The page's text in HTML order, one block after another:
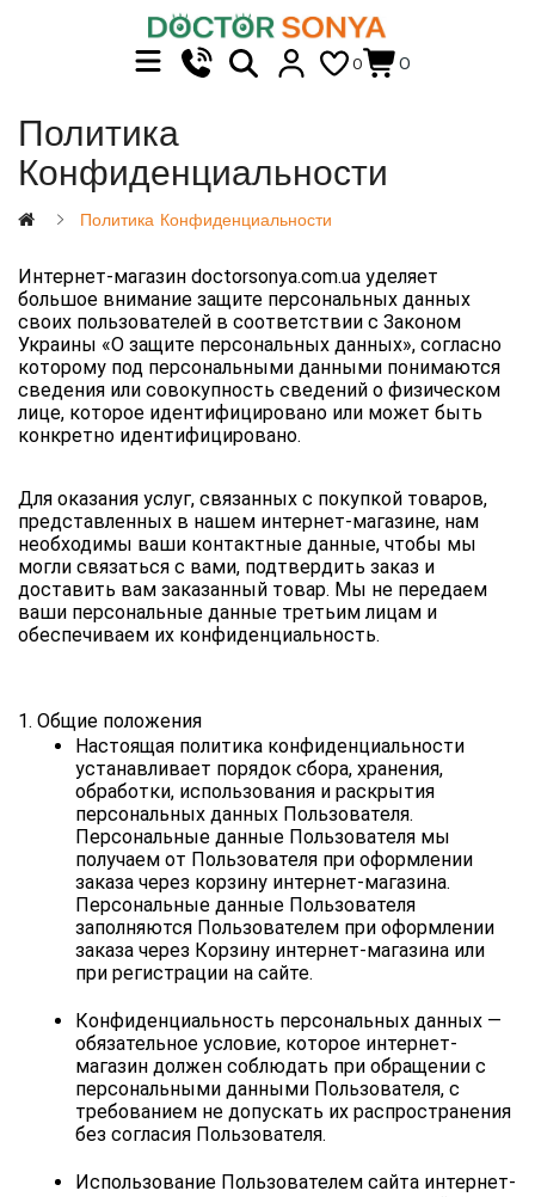
0 0
Политика
Конфиденциальности
Политика Конфиденциальности
Интернет-магазин doctorsonya.com.ua уделяет
большое внимание защите персональных данных
своих пользователей в соответствии с Законом
Украины «О защите персональных данных», согласно
которому под персональными данными понимаются
сведения или совокупность сведений о физическом
лице, которое идентифицировано или может быть
конкретно идентифицировано.
Для оказания услуг, связанных с покупкой товаров,
представленных в нашем интернет-магазине, нам
необходимы ваши контактные данные, чтобы мы
могли связаться с вами, подтвердить заказ и
доставить вам заказанный товар. Мы не передаем
ваши персональные данные третьим лицам и
обеспечиваем их конфиденциальность.
1. Общие положения
Настоящая политика конфиденциальности
устанавливает порядок сбора, хранения,
обработки, использования и раскрытия
персональных данных Пользователя.
Персональные данные Пользователя мы
получаем от Пользователя при оформлении
заказа через корзину интернет-магазина.
Персональные данные Пользователя
заполняются Пользователем при оформлении
заказа через Корзину интернет-магазина или
при регистрации на сайте.
Конфиденциальность персональных данных —
обязательное условие, которое интернет-
магазин должен соблюдать при обращении с
персональными данными Пользователя, с
требованием не допускать их распространения
без согласия Пользователя.
Использование Пользователем сайта интернет-